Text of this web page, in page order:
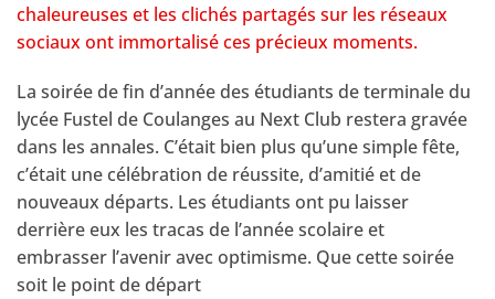
chaleureuses et les clichés partagés sur les réseaux
sociaux ont immortalisé ces précieux moments.
La soirée de fin d’année des étudiants de terminale du
lycée Fustel de Coulanges au Next Club restera gravée
dans les annales. C’était bien plus qu’une simple fête,
c’était une célébration de réussite, d’amitié et de
nouveaux départs. Les étudiants ont pu laisser
derrière eux les tracas de l’année scolaire et
embrasser l’avenir avec optimisme. Que cette soirée
soit le point de départ